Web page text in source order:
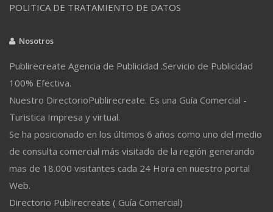
POLITICA DE TRATAMIENTO DE DATOS
Nosotros
Publirecreate Agencia de Publicidad .Servicio de Publicidad
100% Efectiva.
Nuestro DirectorioPublirecreate. Es una Guía Comercial -
Turistica Impresa y virtual.
Se ha posicionado en los últimos 6 años como uno del medio
de consulta comercial más visitado de la región generando
mas de 18.000 visitantes cada 24 Hora en nuestro portal
Web.
Directorio Publirecreate ( Guía Comercial)